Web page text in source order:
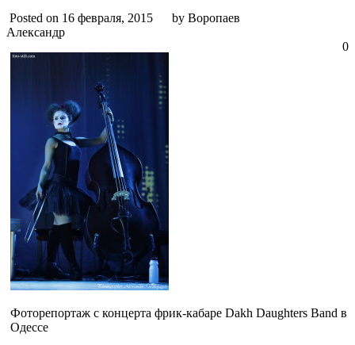
Posted on 16 февраля, 2015
by Воропаев
Александр
0
Фоторепортаж с концерта фрик-кабаре Dakh Daughters Band в
Одессе